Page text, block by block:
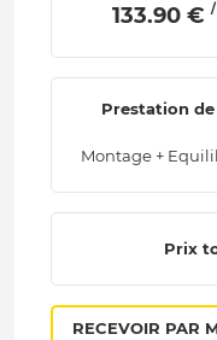
133.90 €
Prestation
Montage +
Prix
RECEVOIR PAR